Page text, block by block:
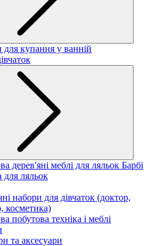
для купання у ванній
дерев'яні меблі для ляльок Барбі
для ляльок
набори для дівчаток (доктор,
косметика)
побутова техніка і меблі
та аксесуари